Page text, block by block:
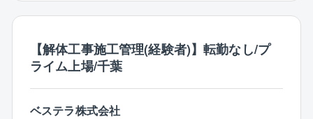
【解体工事施工管理(経験者)】転勤なし/プ
ライム上場/千葉
ベステラ株式会社